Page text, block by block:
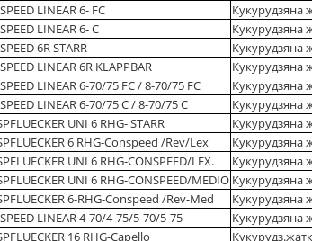
LINEAR 6- FC
Кукурудзяна
LINEAR 6- C
Кукурудзяна
6R STARR
Кукурудзяна
LINEAR 6R KLAPPBAR
Кукурудзяна
LINEAR 6-70/75 FC / 8-70/75 FC
Кукурудзяна
LINEAR 6-70/75 C / 8-70/75 C
Кукурудзяна
UNI 6 RHG- STARR
Кукурудзяна
6 RHG-Conspeed /Rev/Lex
Кукурудзяна
UNI 6 RHG-CONSPEED/LEX.
Кукурудзяна
UNI 6 RHG-CONSPEED/MEDIO Кукурудзяна
6-RHG-Conspeed /Rev-Med
Кукурудзяна
LINEAR 4-70/4-75/5-70/5-75
Кукурудзяна
16 RHG-Capello